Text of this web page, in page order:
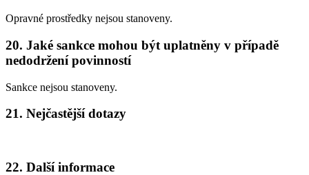
Opravné prostředky nejsou stanoveny.
20. Jaké sankce mohou být uplatněny v případě
nedodržení povinností
Sankce nejsou stanoveny.
21. Nejčastější dotazy
22. Další informace